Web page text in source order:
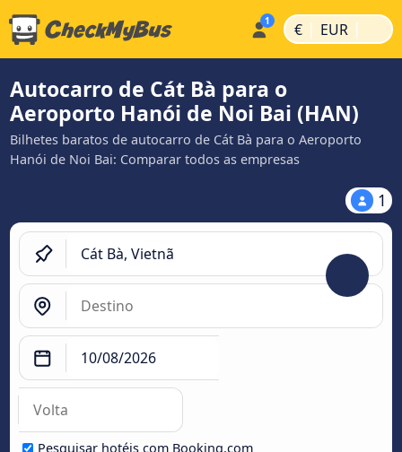
€ | EUR |
Autocarro de Cát Bà para o
Aeroporto Hanói de Noi Bai (HAN)
Bilhetes baratos de autocarro de Cát Bà para o Aeroporto
Hanói de Noi Bai: Comparar todos as empresas
1
Pesquisar hotéis com Booking.com